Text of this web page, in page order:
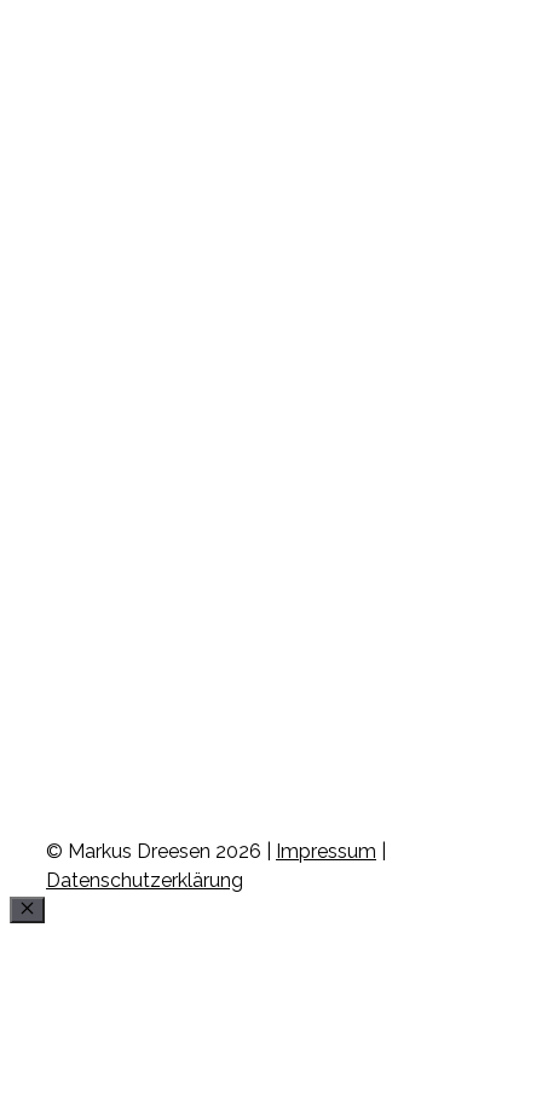
© Markus Dreesen 2026 | Impressum
Datenschutzerklärung
Schließen